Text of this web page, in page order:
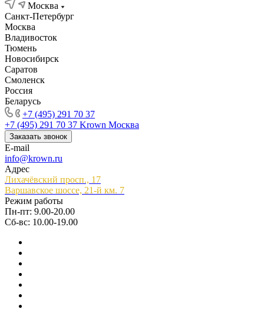
Москва
Санкт-Петербург
Москва
Владивосток
Тюмень
Новосибирск
Саратов
Смоленск
Россия
Беларусь
+7 (495) 291 70 37
+7 (495) 291 70 37 Krown Москва
Заказать звонок
E-mail
info@krown.ru
Адрес
Лихачёвский просп., 17
Варшавское шоссе, 21-й км. 7
Режим работы
Пн-пт: 9.00-20.00
Сб-вс: 10.00-19.00